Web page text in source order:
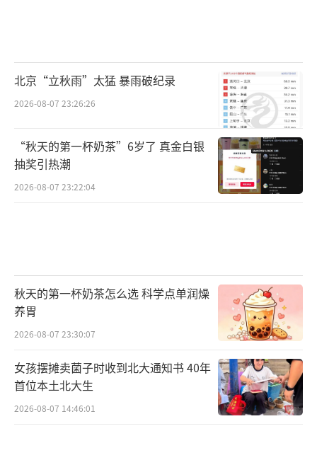
北京“立秋雨”太猛 暴雨破纪录
2026-08-07 23:26:26
“秋天的第一杯奶茶”6岁了 真金白银
抽奖引热潮
2026-08-07 23:22:04
秋天的第一杯奶茶怎么选 科学点单润燥
养胃
2026-08-07 23:30:07
女孩摆摊卖菌子时收到北大通知书 40年
首位本土北大生
2026-08-07 14:46:01